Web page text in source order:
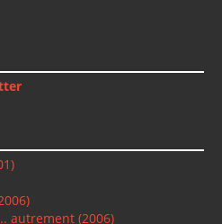
autrement (2006)